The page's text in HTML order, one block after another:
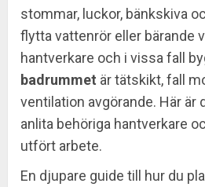
stommar, luckor, bänkskiva
flytta vattenrör eller bärande
hantverkare och i vissa fall
badrummet är tätskikt, fall
ventilation avgörande. Här är
anlita behöriga hantverkare
utfört arbete.
En djupare guide till hur du